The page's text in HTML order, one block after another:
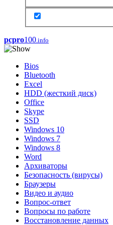
pcpro100.info
Bios
Bluetooth
Excel
HDD (жесткий диск)
Office
Skype
SSD
Windows 10
Windows 7
Windows 8
Word
Архиваторы
Безопасность (вирусы)
Браузеры
Видео и аудио
Вопрос-ответ
Вопросы по работе
Восстановление данных